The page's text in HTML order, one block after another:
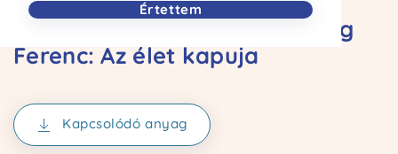
Értettem
Gyónás – a sikerfilm – Herczeg
Ferenc: Az élet kapuja
Kapcsolódó anyag